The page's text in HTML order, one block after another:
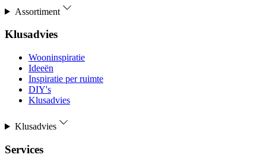
Assortiment
Klusadvies
Wooninspiratie
Ideeën
Inspiratie per ruimte
DIY's
Klusadvies
Klusadvies
Services